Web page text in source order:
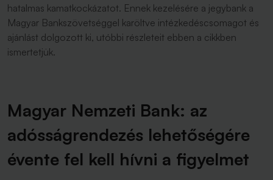
hatalmas kamatkockázatot. Ennek kezelésére a jegybank a
Magyar Bankszövetséggel karöltve intézkedéscsomagot és
ajánlást dolgozott ki, utóbbi részleteit ebben a cikkben
ismertetjük.
Magyar Nemzeti Bank: az
adósságrendezés lehetőségére
évente fel kell hívni a figyelmet